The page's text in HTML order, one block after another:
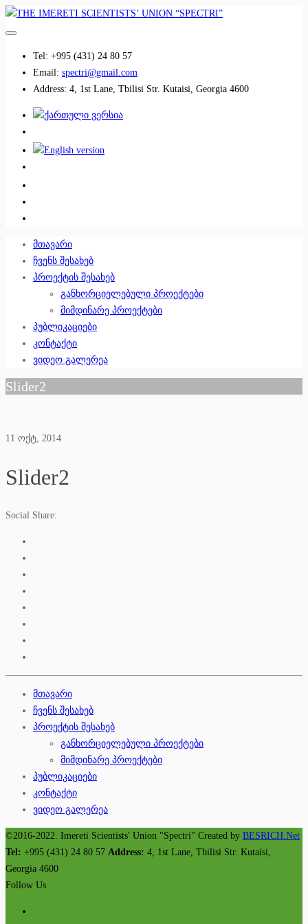
Tel: +995 (431) 24 80 57
Email: spectri@gmail.com
Address: 4, 1st Lane, Tbilisi Str. Kutaisi, Georgia 4600
მთავარი
ჩვენს შესახებ
პროექტის შესახებ
განხორციელებული პროექტები
მიმდინარე პროექტები
პუბლიკაციები
კონტაქტი
ვიდეო გალერეა
Slider2
11 ოქტ, 2014
Slider2
Social Share:
მთავარი
ჩვენს შესახებ
პროექტის შესახებ
განხორციელებული პროექტები
მიმდინარე პროექტები
პუბლიკაციები
კონტაქტი
ვიდეო გალერეა
©2016-2022. Imereti Scientists' Union "Spectri" Created by BESRICH.Net
Tel: +995 (431) 24 80 57 Address: 4, 1st Lane, Tbilisi Str. Kutaisi,
Georgia 4600
Follow Us